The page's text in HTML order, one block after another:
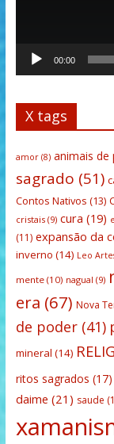
00:00
X tags
amor(8) animais de
sagrado (51)
Contos Nativos (13)
cristais(9) cura (19)
(11) expansão da
inverno (14) Leo
mente(10) nagual (9)
era (67) Nova
de poder(41)
mineral (14)
ritos sagrados (17)
daime (21) saude